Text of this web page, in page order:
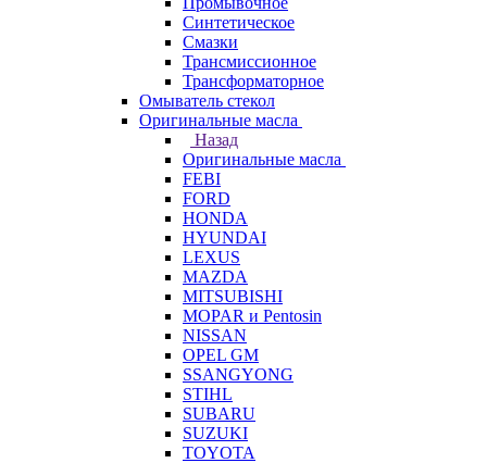
Синтетическое
Смазки
Трансмиссионное
Трансформаторное
Омыватель стекол
Оригинальные масла
Назад
Оригинальные масла
FEBI
FORD
HONDA
HYUNDAI
LEXUS
MAZDA
MITSUBISHI
MOPAR и Pentosin
NISSAN
OPEL GM
SSANGYONG
STIHL
SUBARU
SUZUKI
TOYOTA